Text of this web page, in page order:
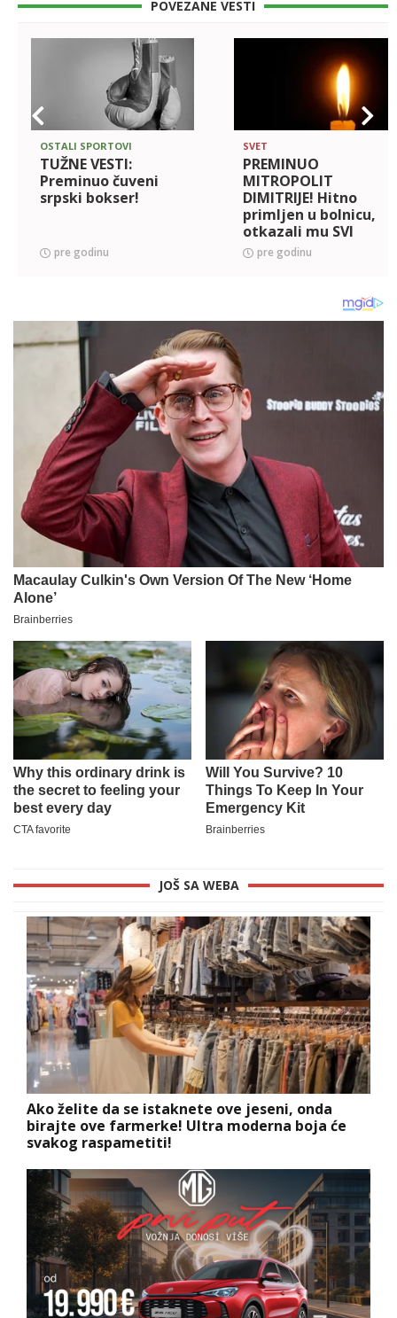
POVEZANE VESTI
OSTALI SPORTOVI
TUŽNE VESTI:
Preminuo čuveni
srpski bokser!
pre godinu
SVET
PREMINUO
MITROPOLIT
DIMITRIJE! Hitno
primljen u bolnicu,
otkazali mu SVI
ORGANI - Ovo je
uzrok smrti
pre godinu
JOŠ SA WEBA
Ako želite da se istaknete ove jeseni, onda
birajte ove farmerke! Ultra moderna boja će
svakog raspametiti!